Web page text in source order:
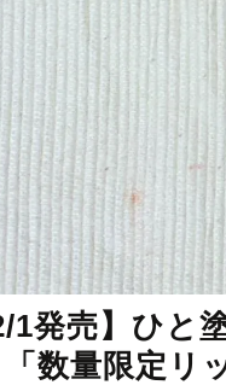
1発売】ひと
数量限定リ